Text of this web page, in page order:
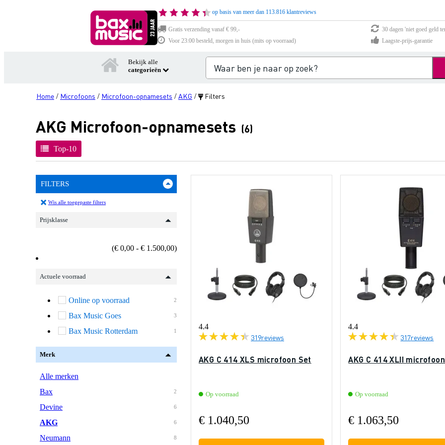
op basis van meer dan 113.816 klantreviews
Gratis verzending vanaf € 99,-
30 dagen 'niet goed geld
Voor 23:00 besteld, morgen in huis (mits op voorraad)
Laagste-prijs-garantie
Bekijk alle
categorieën
Home / Microfoons / Microfoon-opnamesets /AKG / Filters
AKG Microfoon-opnamesets (6)
Top-10
FILTERS
Wis alle toegepaste filters
Prijsklasse
(€ 0,00 - € 1.500,00)
Actuele voorraad
2
Online op voorraad
3
Bax Music Goes
1
Bax Music Rotterdam
Merk
Alle merken
2
Bax
6
Devine
6
AKG
8
Neumann
4.4
319reviews
AKG C 414 XLS microfoon Set
Op voorraad
€ 1.040,50
4.4
317reviews
AKG C 414 XLII
Op voorraad
€ 1.063,50